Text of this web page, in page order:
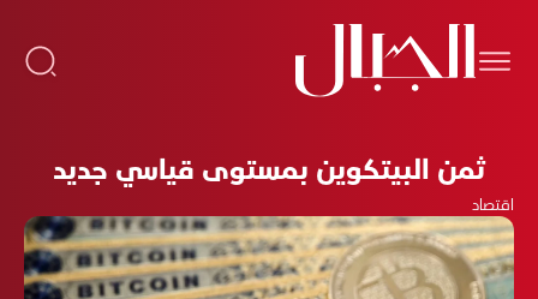
ثمن البيتكوين بمستوى قياسي جديد
اقتصاد